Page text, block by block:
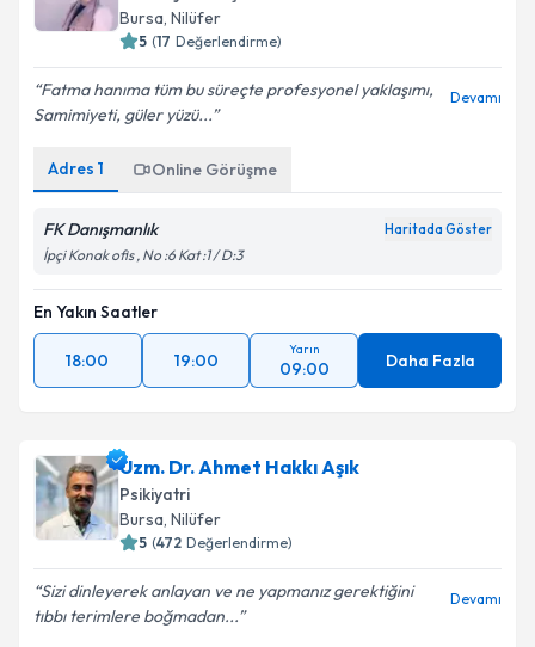
Bursa, Nilüfer
5 (17 Değerlendirme)
Fatma hanıma tüm bu süreçte profesyonel yaklaşımı,
Samimiyeti, güler yüzü...
Devamı
Adres 1 Online Görüşme
FK Danışmanlık Haritada Göster
İpçi Konak ofis , No :6 Kat :1 / D:3
En Yakın Saatler
18:00 19:00
Yarın
09:00 Daha Fazla
Uzm. Dr. Ahmet Hakkı Aşık
Psikiyatri
Bursa, Nilüfer
5 (472 Değerlendirme)
Sizi dinleyerek anlayan ve ne yapmanız gerektiğini
tıbbı terimlere boğmadan...
Devamı